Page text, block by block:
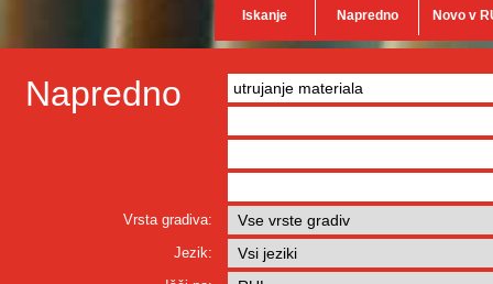
Iskanje Napredno Novo v
Napredno
Vrsta gradiva:
Jezik: